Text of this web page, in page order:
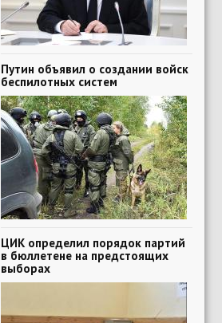
Путин объявил о создании войск
беспилотных систем
ЦИК определил порядок партий
в бюллетене на предстоящих
выборах